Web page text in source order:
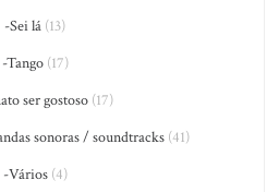
-Sei lá (13)
-Tango(17)
ser gostoso (17)
sonoras / soundtracks(41)
-Vários(4)